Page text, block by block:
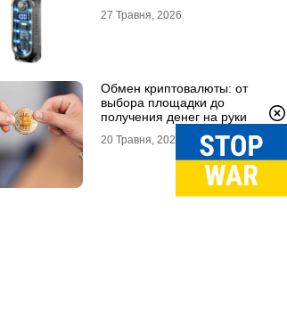
27 Травня, 2026
Обмен криптовалюты: от
выбора площадки до
получения денег на руки
20 Травня, 2026